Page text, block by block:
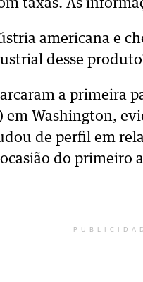
taxas. As
americana e
desse
a primeira
em Washington,
de perfil em
do primeiro